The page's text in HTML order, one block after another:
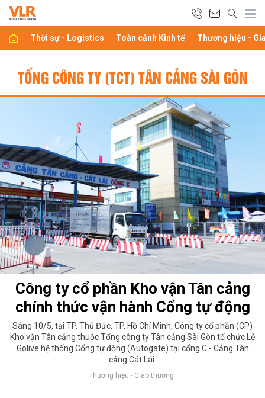
Thời sự - Logistics Toàn cảnh Kinh tế Thương hiệu -
TỔNG CÔNG TY (TCT) TÂN CẢNG SÀI GÒN
Công ty cổ phần Kho vận Tân cảng
chính thức vận hành Cổng tự động
Sáng 10/5, tại TP. Thủ Đức, TP. Hồ Chí Minh, Công ty cổ phần (CP)
Kho vận Tân cảng thuộc Tổng công ty Tân cảng Sài Gòn tổ chức Lễ
Golive hệ thống Cổng tự động (Autogate) tại cổng C - Cảng Tân
cảng Cát Lái.
Thương hiệu - Giao thương